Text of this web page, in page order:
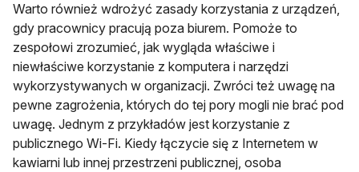
Warto również wdrożyć zasady korzystania z urządzeń,
gdy pracownicy pracują poza biurem. Pomoże to
zespołowi zrozumieć, jak wygląda właściwe i
niewłaściwe korzystanie z komputera i narzędzi
wykorzystywanych w organizacji. Zwróci też uwagę na
pewne zagrożenia, których do tej pory mogli nie brać pod
uwagę. Jednym z przykładów jest korzystanie z
publicznego Wi-Fi. Kiedy łączycie się z Internetem w
kawiarni lub innej przestrzeni publicznej, osoba